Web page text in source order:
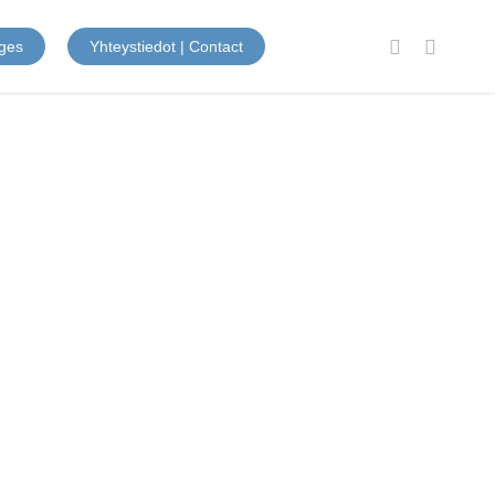
Yhteystiedot | Contact facebookinstagram